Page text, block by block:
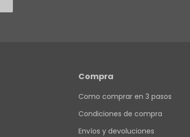
Compra
Como comprar en 3 pasos
Condiciones de compra
Envíos y devoluciones